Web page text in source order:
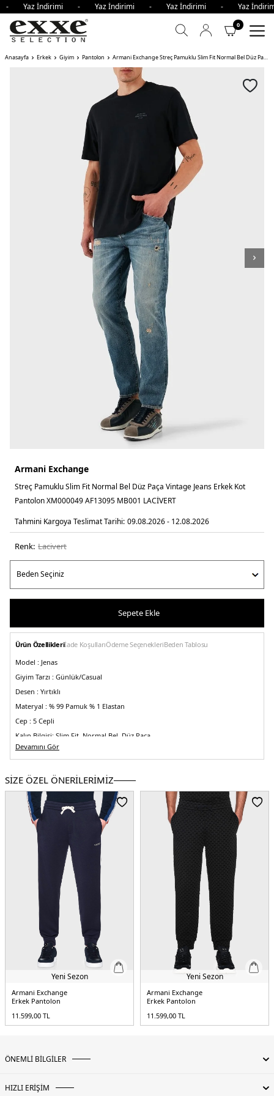
- Yaz İndirimi - Yaz İndirimi - Yaz İndirimi - Yaz
0
Anasayfa Erkek Giyim Pantolon Armani Exchange Streç Pamuklu Slim Fit Normal Bel Düz Paça Vintage Jeans Erkek Kot Pantolon
Armani Exchange
Streç Pamuklu Slim Fit Normal Bel Düz Paça Vintage Jeans Erkek Kot
Pantolon XM000049 AF13095 MB001 LACİVERT
Tahmini Kargoya Teslimat Tarihi: 09.08.2026 - 12.08.2026
Renk: laci̇vert
Sepete Ekle
Ürün Özellikleriİade KoşullarıÖdeme SeçenekleriBeden Tablosu
Model : Jenas
Giyim Tarzı : Günlük/Casual
Desen : Yırtıklı
Materyal : % 99 Pamuk % 1 Elastan
Cep : 5 Cepli
Kalıp Bilgisi: Slim Fit, Normal Bel, Düz Paça
Manken Bedeni :
/ Beden : 31
Menşei :Türkiye
Detaylar :-Yırtıklı, soluk görünümlü vintage tasarım
5DY1XM000049AF13095MB001.12
Devamını Gör
SİZE ÖZEL ÖNERİLERİMİZ
Yeni Sezon
Armani Exchange
Erkek Pantolon
11.599,00 TL
Yeni Sezon
Armani Exchange
Erkek Pantolon
11.599,00 TL
ÖNEMLİ BİLGİLER
HIZLI ERİŞİM